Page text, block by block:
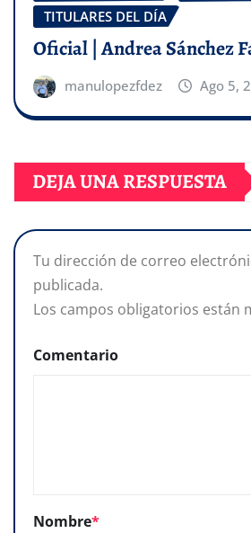
TITULARES DEL DÍA
Oficial | Andrea Sánchez
manulopezfdez Ago 5,
DEJA UNA RESPUESTA
Tu dirección de correo
publicada.
Los campos obligatorios están
Comentario
Nombre*